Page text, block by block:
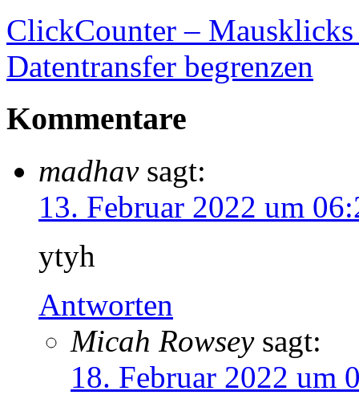
ClickCounter – Mausklicks
Datentransfer begrenzen
Kommentare
madhav sagt:
13. Februar 2022 um
ytyh
Antworten
Micah Rowsey sagt:
18. Februar 2022 um